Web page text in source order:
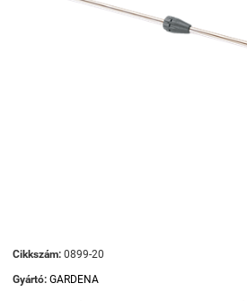
Cikkszám: 0899-20
Gyártó: GARDENA